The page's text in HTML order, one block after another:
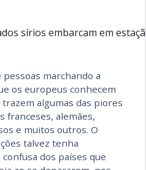
sírios embarcam em
marchando a
os europeus conhecem
algumas das piores
franceses, alemães,
e muitos outros. O
talvez tenha
dos países que